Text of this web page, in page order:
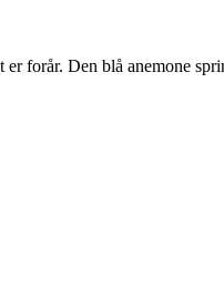
forår. Den blå anemone